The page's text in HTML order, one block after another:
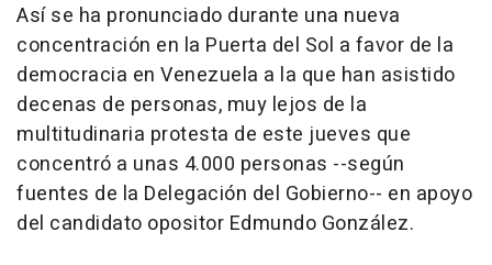
Así se ha pronunciado durante una nueva
concentración en la Puerta del Sol a favor de la
democracia en Venezuela a la que han asistido
decenas de personas, muy lejos de la
multitudinaria protesta de este jueves que
concentró a unas 4.000 personas --según
fuentes de la Delegación del Gobierno-- en apoyo
del candidato opositor Edmundo González.